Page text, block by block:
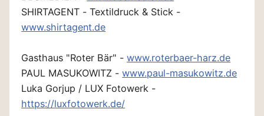
SHIRTAGENT - Textildruck & Stick -
www.shirtagent.de
Gasthaus "Roter Bär" -www.roterbaer-harz.de
PAUL MASUKOWITZ -www.paul-masukowitz.de
Luka Gorjup / LUX Fotowerk -
https://luxfotowerk.de/